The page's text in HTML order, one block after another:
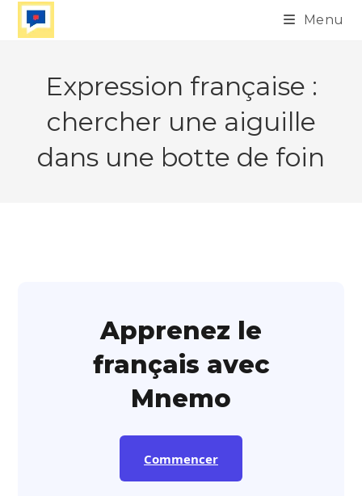
Skip
Menu
Expression française :
chercher une aiguille
dans une botte de foin
Apprenez le
français avec
Mnemo
Commencer